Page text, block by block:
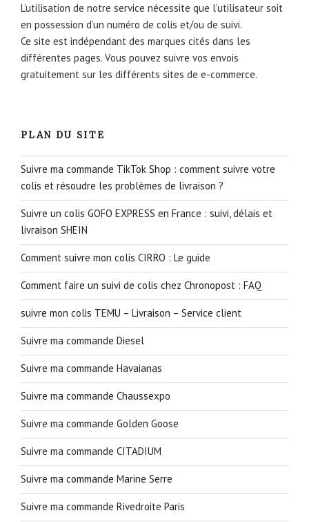
L’utilisation de notre service nécessite que l’utilisateur soit
en possession d’un numéro de colis et/ou de suivi.
Ce site est indépendant des marques cités dans les
différentes pages. Vous pouvez suivre vos envois
gratuitement sur les différents sites de e-commerce.
PLAN DU SITE
Suivre ma commande TikTok Shop : comment suivre votre
colis et résoudre les problèmes de livraison ?
Suivre un colis GOFO EXPRESS en France : suivi, délais et
livraison SHEIN
Comment suivre mon colis CIRRO : Le guide
Comment faire un suivi de colis chez Chronopost : FAQ
suivre mon colis TEMU – Livraison – Service client
Suivre ma commande Diesel
Suivre ma commande Havaianas
Suivre ma commande Chaussexpo
Suivre ma commande Golden Goose
Suivre ma commande CITADIUM
Suivre ma commande Marine Serre
Suivre ma commande Rivedroite Paris